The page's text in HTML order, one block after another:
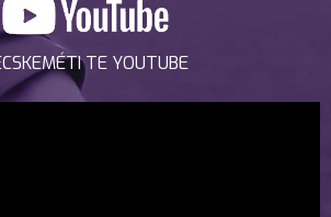
TE YOUTUBE